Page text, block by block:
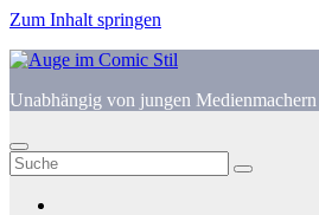
Zum Inhalt springen
Unabhängig von jungen Medienmachern